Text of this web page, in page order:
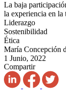
La baja
la experiencia en la
Liderazgo
Sostenibilidad
Ética
María Concepción
1 Junio, 2022
Compartir